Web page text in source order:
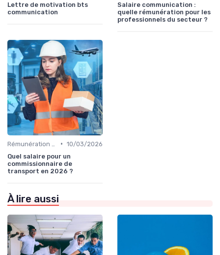
Lettre de motivation bts
communication
Salaire communication :
quelle rémunération pour les
professionnels du secteur ?
• 10/03/2026
Quel salaire pour un
commissionnaire de
transport en 2026 ?
À lire aussi